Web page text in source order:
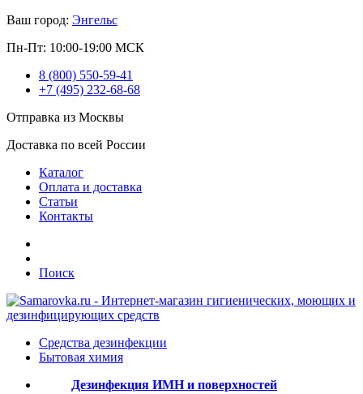
Ваш город: Энгельс
Пн-Пт: 10:00-19:00 МСК
8 (800) 550-59-41
+7 (495) 232-68-68
Отправка из Москвы
Доставка по всей России
Каталог
Оплата и доставка
Статьи
Контакты
Поиск
Средства дезинфекции
Бытовая химия
Дезинфекция ИМН и поверхностей